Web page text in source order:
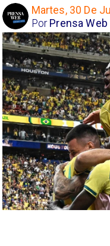
Martes, 30 De
Prensa Web
Por